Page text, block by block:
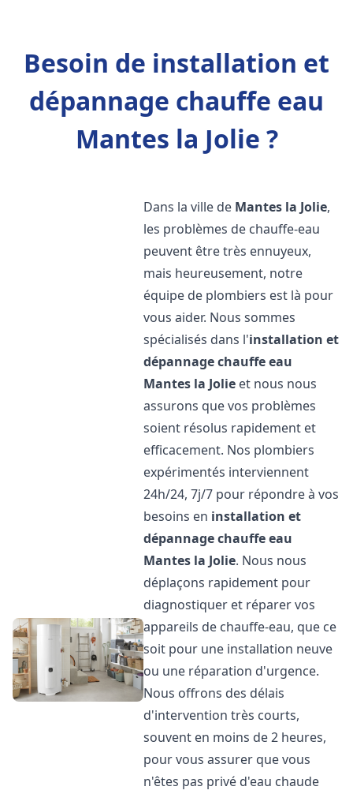
Besoin de installation et
dépannage chauffe eau
Mantes la Jolie ?
Dans la ville de Mantes la Jolie,
les problèmes de chauffe-eau
peuvent être très ennuyeux,
mais heureusement, notre
équipe de plombiers est là pour
vous aider. Nous sommes
spécialisés dans l'installation et
dépannage chauffe eau
Mantes la Jolie et nous nous
assurons que vos problèmes
soient résolus rapidement et
efficacement. Nos plombiers
expérimentés interviennent
24h/24, 7j/7 pour répondre à vos
besoins en installation et
dépannage chauffe eau
Mantes la Jolie. Nous nous
déplaçons rapidement pour
diagnostiquer et réparer vos
appareils de chauffe-eau, que ce
soit pour une installation neuve
ou une réparation d'urgence.
Nous offrons des délais
d'intervention très courts,
souvent en moins de 2 heures,
pour vous assurer que vous
n'êtes pas privé d'eau chaude